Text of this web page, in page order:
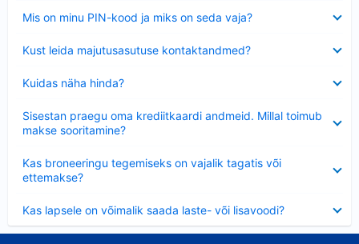
Mis on minu PIN-kood ja miks on seda vaja?
Kust leida majutusasutuse kontaktandmed?
Kuidas näha hinda?
Sisestan praegu oma krediitkaardi andmeid. Millal toimub
makse sooritamine?
Kas broneeringu tegemiseks on vajalik tagatis või
ettemakse?
Kas lapsele on võimalik saada laste- või lisavoodi?